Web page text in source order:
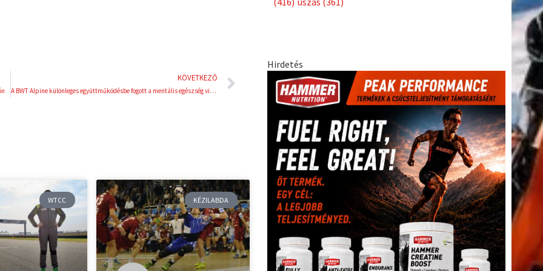
KÖVETKEZŐ
A BWT Alpine különleges együttműködésbe fogott a mentális egészség világnapja alkalmából
Következő
WTCC KÉZILABDA
Hirdetés